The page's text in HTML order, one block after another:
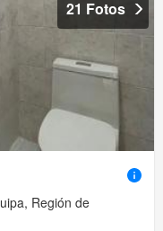
21 Fotos
Región de